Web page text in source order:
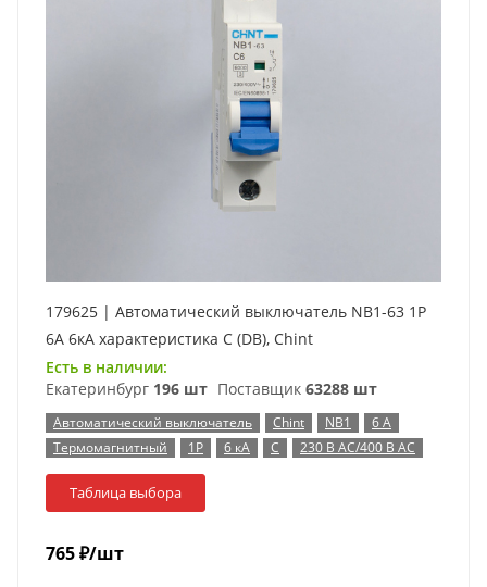
179625 | Автоматический выключатель NB1-63 1P
6А 6кА характеристика C (DB), Chint
Есть в наличии:
Екатеринбург 196 шт Поставщик 63288 шт
Автоматический выключатель Chint NB1
6 А
Термомагнитный
1P 6 кА C 230 В AC/400 В AC
Таблица выбора
765₽/шт